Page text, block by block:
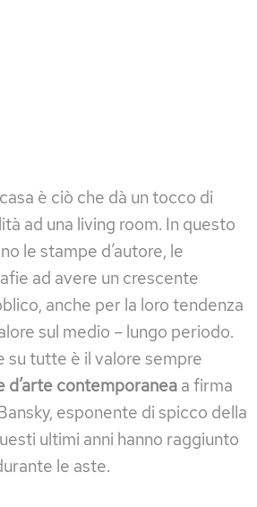
è ciò che dà un tocco di
ad una living room. In questo
le stampe d’autore, le
ad avere un crescente
anche per la loro tendenza
sul medio – lungo periodo.
su tutte è il valore sempre
d’arte contemporanea a firma
esponente di spicco della
ultimi anni hanno raggiunto
le aste.